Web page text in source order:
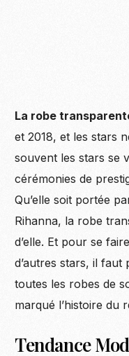
La robe
et 2018, et les stars
souvent les stars se
cérémonies de
Qu’elle soit portée
Rihanna, la robe
d’elle. Et pour se
d’autres stars, il
toutes les robes de
marqué l’histoire du
Tendance